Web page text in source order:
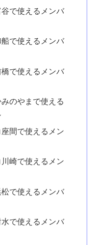
で使えるメンバ
で使えるメンバ
で使えるメンバ
のやまで使える
間で使えるメン
崎で使えるメン
で使えるメンバ
で使えるメンバ